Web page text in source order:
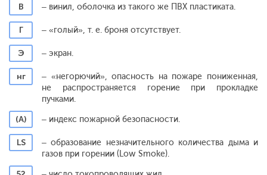
В
– винил, оболочка из такого же ПВХ пластиката.
Г – «голый», т. е. броня отсутствует.
Э – экран.
нг
– «негорючий», опасность на пожаре пониженная,
не распространяется горение при прокладке
пучками.
(А)
– индекс пожарной безопасности.
LS
– образование незначительного количества дыма и
газов при горении (Low Smoke).